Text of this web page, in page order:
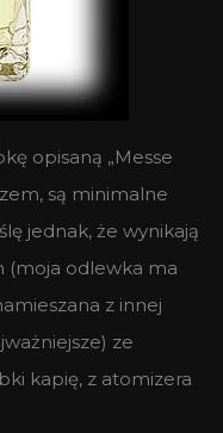
opisaną „Messe
są minimalne
jednak, że wynikają
(moja odlewka ma
z innej
ze
kapię, z atomizera